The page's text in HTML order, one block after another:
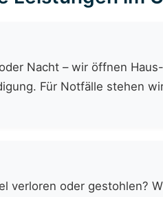
Nacht – wir öffnen
Für Notfälle stehen
verloren oder gestohlen?